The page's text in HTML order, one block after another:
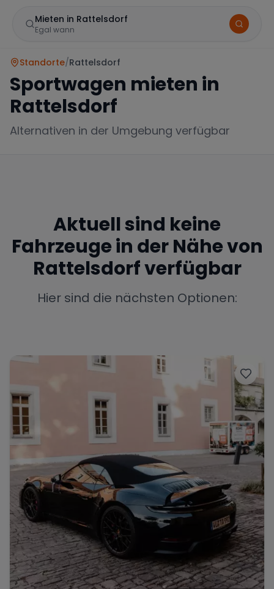
Mieten in Rattelsdorf
Egal wann
Mercedes BMW Audi
Dodge
Bentley Rolls Royce Aston Martin
Bugatti Maserati
Standorte/Rattelsdorf
Sportwagen mieten in
Rattelsdorf
Alternativen in der Umgebung verfügbar
Aktuell sind keine
Fahrzeuge in der Nähe von
Rattelsdorfverfügbar
Hier sind die nächsten Optionen: